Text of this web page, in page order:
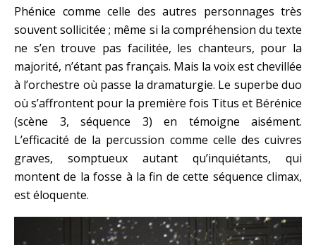
Phénice comme celle des autres personnages très
souvent sollicitée ; même si la compréhension du texte
ne s’en trouve pas facilitée, les chanteurs, pour la
majorité, n’étant pas français. Mais la voix est chevillée
à l’orchestre où passe la dramaturgie. Le superbe duo
où s’affrontent pour la première fois Titus et Bérénice
(scène 3, séquence 3) en témoigne aisément.
L’efficacité de la percussion comme celle des cuivres
graves, somptueux autant qu’inquiétants, qui
montent de la fosse à la fin de cette séquence climax,
est éloquente.